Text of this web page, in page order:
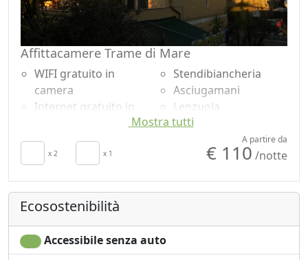
Affittacamere Trame di Mare
WIFI gratuito in
camera
Internet gratuito in
Colazione inclusa
TV in camera
Asciugacapelli
Stendibiancheria
Asciugamani
Lenzuola
Doccia
Shampoo plastic-free,
no monodose
Vista panoramica
Mostra tutti
x 2 x 1
A partire da
€ 110 /notte
Ecosostenibilità
Accessibile senza auto